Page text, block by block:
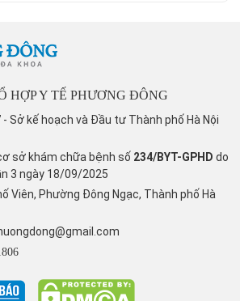
HỢP Y TẾ PHƯƠNG ĐÔNG
- Sở kế hoạch và Đầu tư Thành phố Hà Nội
sở khám chữa bệnh số 234/BYT-GPHD do
3 ngày 18/09/2025
Viên, Phường Đông Ngạc, Thành phố Hà